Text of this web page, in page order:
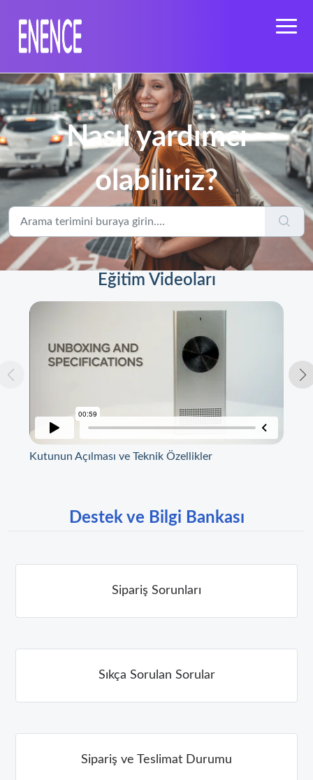
Nasıl yardımcı
olabiliriz?
Eğitim Videoları
Kutunun Açılması ve Teknik Özellikler
Destek ve Bilgi Bankası
Sipariş Sorunları
Sıkça Sorulan Sorular
Sipariş ve Teslimat Durumu